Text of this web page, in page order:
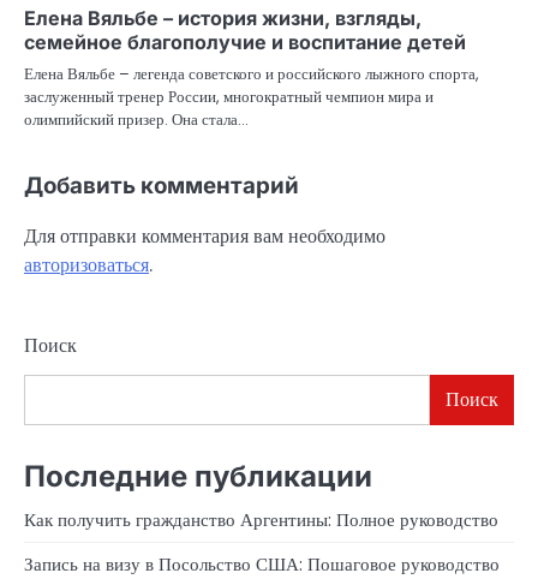
Елена Вяльбе – история жизни, взгляды,
семейное благополучие и воспитание детей
Елена Вяльбе – легенда советского и российского лыжного спорта,
заслуженный тренер России, многократный чемпион мира и
олимпийский призер. Она стала…
Добавить комментарий
Для отправки комментария вам необходимо
авторизоваться.
Поиск
Поиск
Последние публикации
Как получить гражданство Аргентины: Полное руководство
Запись на визу в Посольство США: Пошаговое руководство